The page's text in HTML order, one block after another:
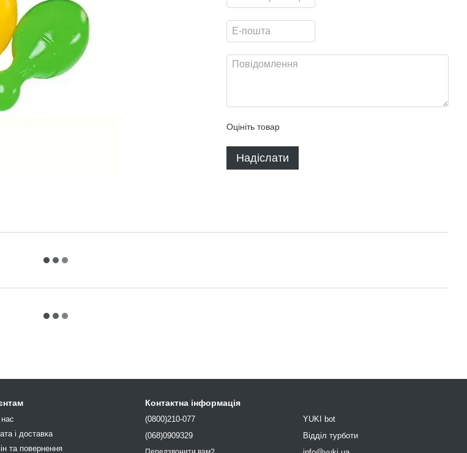
Оцініть товар
Надіслати
і доставка
та повернення
Контактна інформація
(0800)210-077
(068)0909329
YUKI bot
Відділ турботи